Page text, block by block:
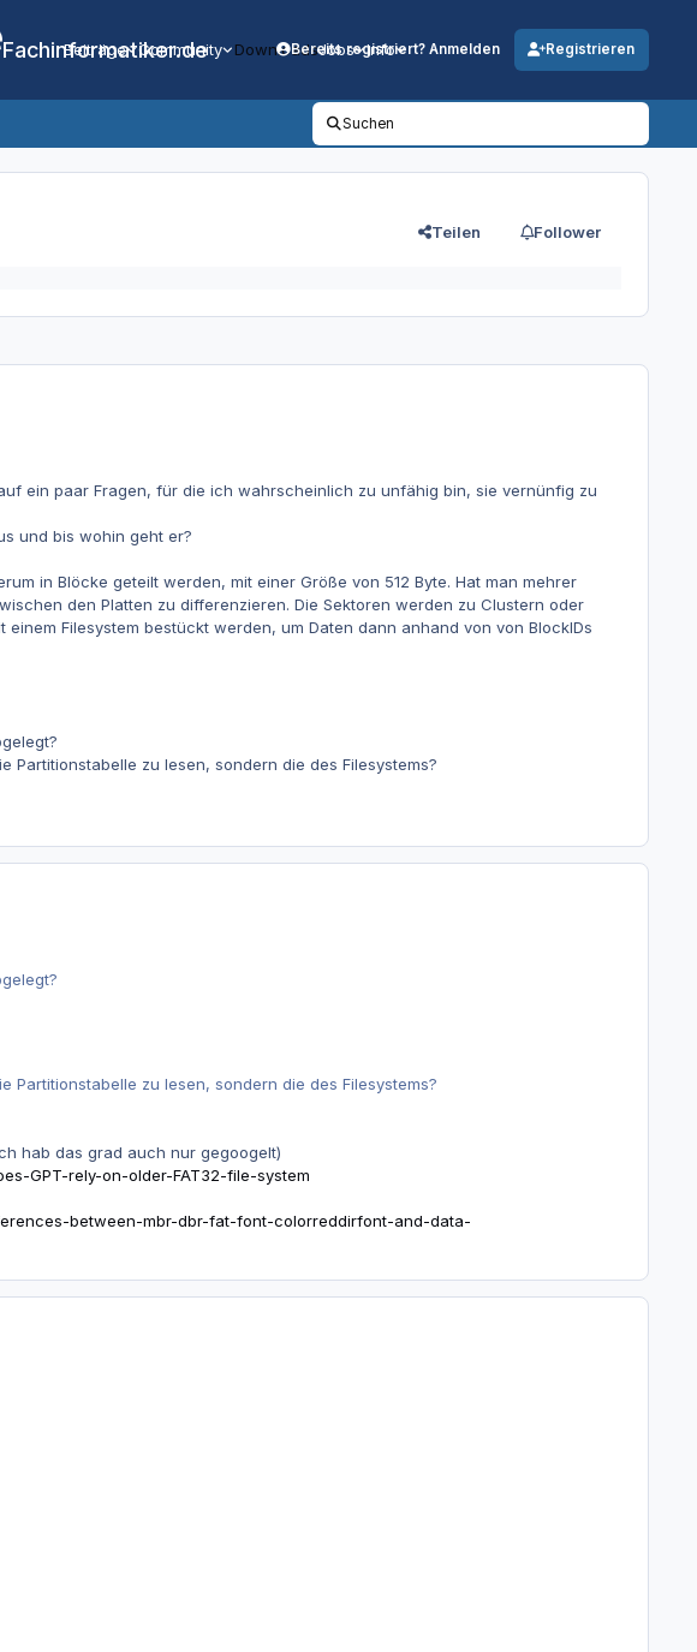
Fachinformatiker.de
Beiträge Community DownloadsJobs Info
Bereits registriert? Anmelden Registrieren
Suchen
Teilen Follower
ein paar Fragen, für die ich wahrscheinlich zu unfähig bin, sie vernünfig zu
und bis wohin geht er?
in Blöcke geteilt werden, mit einer Größe von 512 Byte. Hat man mehrer
den Platten zu differenzieren. Die Sektoren werden zu Clustern oder
Filesystem bestückt werden, um Daten dann anhand von von BlockIDs
Partitionstabelle zu lesen, sondern die des Filesystems?
Partitionstabelle zu lesen, sondern die des Filesystems?
hab das grad auch nur gegoogelt)
GPT-rely-on-older-FAT32-file-system
between-mbr-dbr-fat-font-colorreddirfont-and-data-